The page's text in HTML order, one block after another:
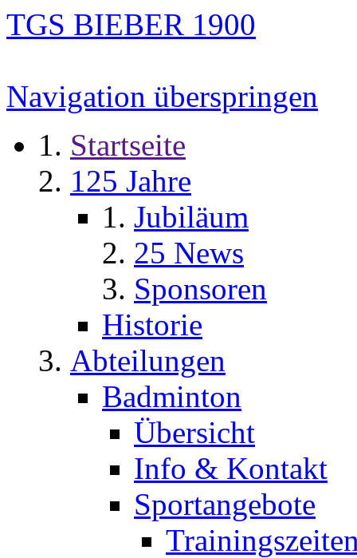
TGS BIEBER 1900
Navigation überspringen
Startseite
125 Jahre
Jubiläum
25 News
Sponsoren
Historie
Abteilungen
Badminton
Übersicht
Info & Kontakt
Sportangebote